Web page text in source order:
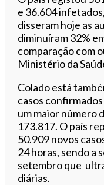
e 36.604
disseram hoje as
diminuíram 32%
comparação com
Ministério da
Colado está
casos
um maior número
173.817. O país
50.909 novos
24 horas, sendo a
setembro que
diárias.